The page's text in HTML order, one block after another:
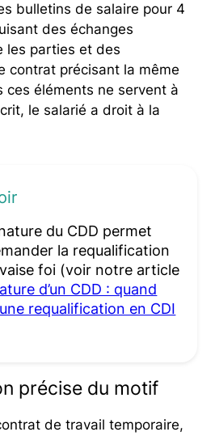
bulletins de salaire pour 4
des échanges
les parties et des
contrat précisant la même
ces éléments ne servent à
le salarié a droit à la
du CDD permet
la requalification
foi (voir notre article
d’un CDD : quand
requalification en CDI
précise du motif
de travail temporaire,